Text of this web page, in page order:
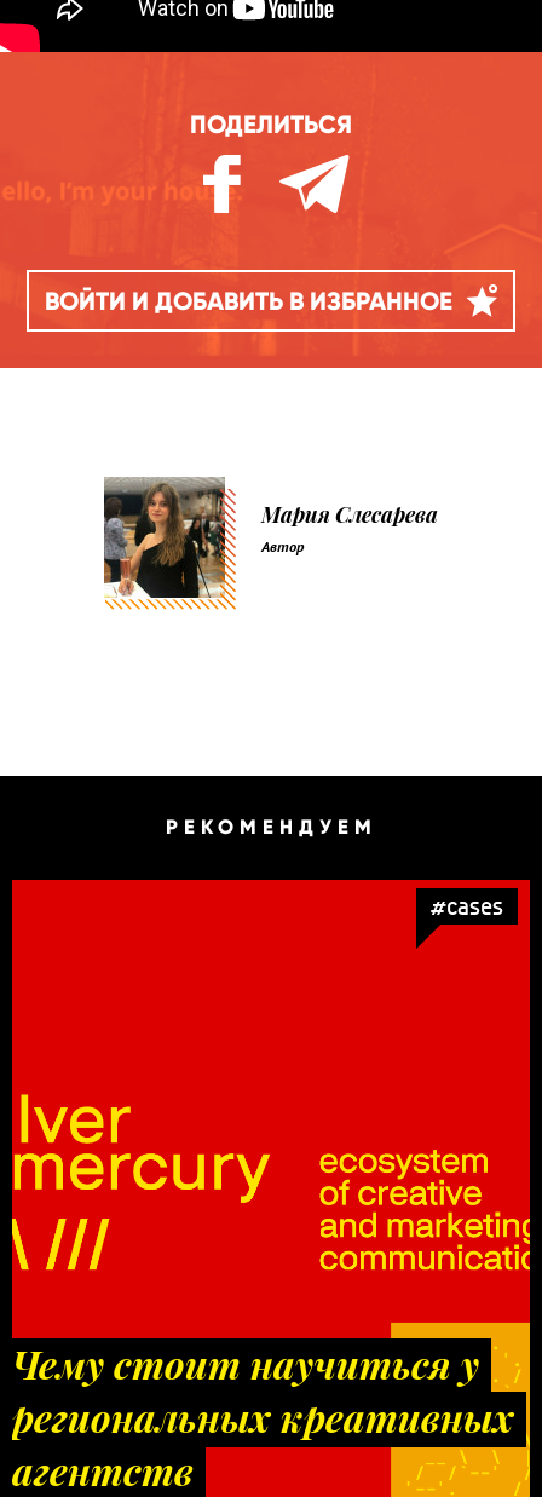
ПОДЕЛИТЬСЯ
ВОЙТИ И ДОБАВИТЬ В ИЗБРАННОЕ
Мария Слесарева
Автор
РЕКОМЕНДУЕМ
#cases
Чему стоит научиться у
региональных креативных
агентств